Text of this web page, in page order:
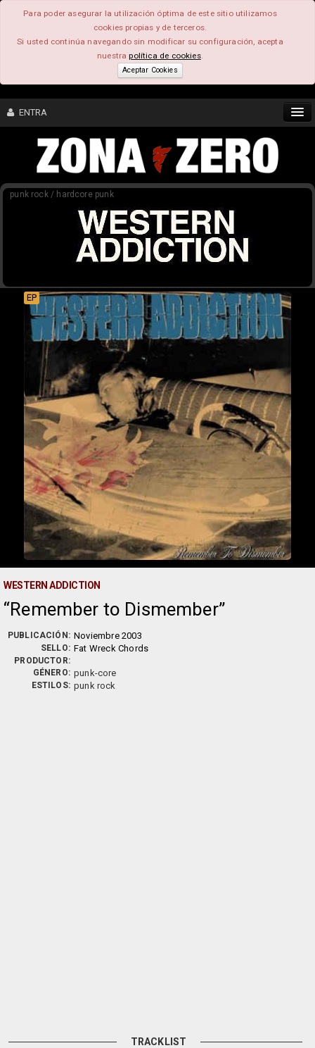
Para poder asegurar la utilización óptima de este sitio utilizamos
cookies propias y de terceros.
Si usted continúa navegando sin modificar su configuración, acepta
nuestrapolítica de cookies.
Aceptar Cookies
ENTRA
CONTENIDO
COMUNIDAD
punk rock / hardcore punk
EP
WESTERN ADDICTION
Remember to Dismember
PUBLICACIÓN: Noviembre 2003
SELLO: Fat Wreck Chords
PRODUCTOR:
GÉNERO: punk-core
ESTILOS: punk rock
TRACKLIST